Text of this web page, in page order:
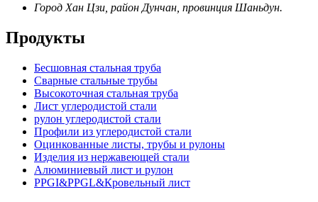
Город Хан Цзи, район Дунчан, провинция Шаньдун.
Продукты
Бесшовная стальная труба
Сварные стальные трубы
Высокоточная стальная труба
Лист углеродистой стали
рулон углеродистой стали
Профили из углеродистой стали
Оцинкованные листы, трубы и рулоны
Изделия из нержавеющей стали
Алюминиевый лист и рулон
PPGI&PPGL&Кровельный лист